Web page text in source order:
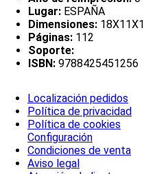
Lugar: ESPAÑA
Dimensiones: 18X11X1
Páginas: 112
Soporte:
ISBN: 9788425451256
Localización pedidos
Política de privacidad
Política de cookies
Configuración
Condiciones de venta
Aviso legal